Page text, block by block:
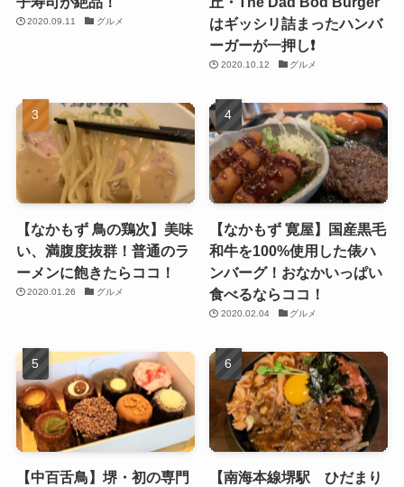
2020.09.11 グルメ
はギッシリ詰まったハンバ
ーガーが一押し❗️
2020.10.12 グルメ
【なかもず 鳥の鶏次】美味
い、満腹度抜群！普通のラ
ーメンに飽きたらココ！
2020.01.26 グルメ
【なかもず 寛屋】国産黒毛
和牛を100%使用した俵ハ
ンバーグ！おなかいっぱい
食べるならココ！
2020.02.04 グルメ
【中百舌鳥】堺・初の専門
【南海本線堺駅 ひだまり